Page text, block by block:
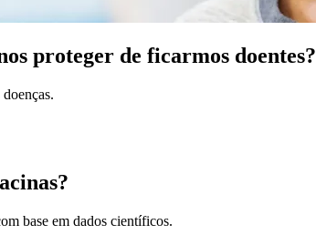
proteger de ficarmos doentes?
base em dados científicos.